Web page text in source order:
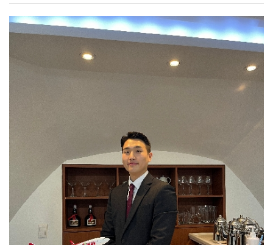
안경사나 검안사뿐만 아니라 광학 회사, 광학 렌즈 회사
등등 많은 곳으로 취업하고 있습니다.취업에 있어서 가장
중요한 건 내가 하고자 하는 일에서 필요한 조건들이
무엇이 있는지 알아보는 게 중요합니다.졸업 후
준비하는것 보다는 대학교에 다니면서 내가 하고자 하는
조건이 석사과정이면 그에게 맞는 대학원 진학 준비를
해야 하기 때문입니다.저는 하고자 하는 일이 석사과정이
필요했기 때문에 진학하였고 덕분에 지금 원하던 일을 할
수 있게 되었습니다. 저는 대학교 시절을 생각해 보면
행복했던 기억만 남아 있습니다, 물론 학부 생활할 때는
사람 때문에 힘들었던 일도 많았고, 학업 스트레스나
진로로 관련하여 고민도 많았지만 지나서 생각해 보니
그러한 걱정들과 고민이 추억이 되고 웃으며 이야기할 수
대해 알아보고 고민하는 시간의 연속이었습니다. 많은
학우분들께서도 저와 같이 미래를 위한 진지한 고민을
이어가고 계실 거라고 생각합니다. 저는 물리치료학과를
졸업한 후, 임상에서의 풍부한 경험을 쌓고 싶어
대학병원에 지원하였고 첫 병원에서 다양한 케이스의
현재는 심장예방재활센터에서 근무하며, 심혈관 질환을
가진 환자를 대상으로 심장 재활을 진행하고 있습니다.
환자분들이 건강관리의 중요성을 깨닫고, 맞춤형 운동을
꾸준히 수행하는 모습을 보면 물리치료사로서 보람을
느끼고 있습니다. 그리고 의료 분야는 끊임없이 발전하고
있기에, 저 또한 앞으로 배우고 공부해야 할 것들이 더 많이
남아있다고 생각합니다.이를 통해 최종적인 목표를 정의해